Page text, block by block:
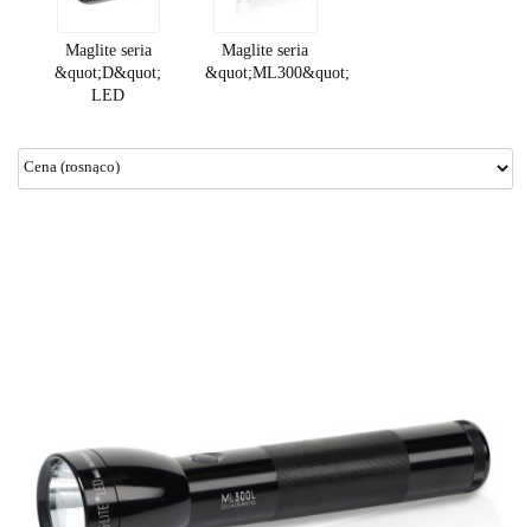
Maglite seria
&quot;D&quot;
LED
Maglite seria
&quot;ML300&quot;